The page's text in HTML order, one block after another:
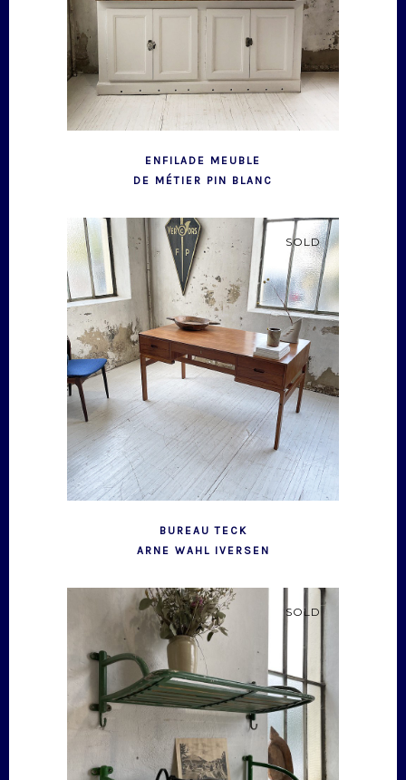
ENFILADE MEUBLE
DE MÉTIER PIN BLANC
SOLD
BUREAU TECK
ARNE WAHL IVERSEN
SOLD